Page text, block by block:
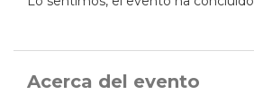
Acerca del evento